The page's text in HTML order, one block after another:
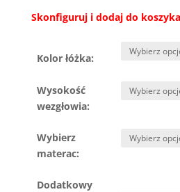
Skonfiguruj i dodaj do
Kolor łóżka:
Wysokość
wezgłowia:
Wybierz
materac:
Dodatkowy